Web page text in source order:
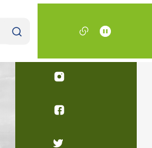
Profil
Profil
Profil